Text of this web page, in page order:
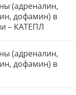
(адреналин,
дофамин) в
– КАТЕПЛ
(адреналин,
дофамин) в